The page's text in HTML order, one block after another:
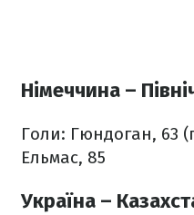
Німеччина –
Голи: Гюндоган, 63
Ельмас, 85
Україна –